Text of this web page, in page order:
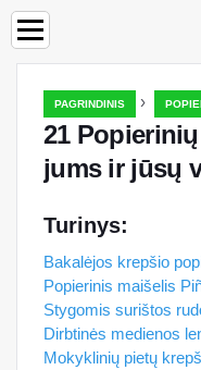
PAGRINDINIS ›
21
jums ir jūsų
Turinys:
Bakalėjos krepšio
Popierinis maišelis
Stygomis surištos
Dirbtinės medienos
Mokyklinių pietų